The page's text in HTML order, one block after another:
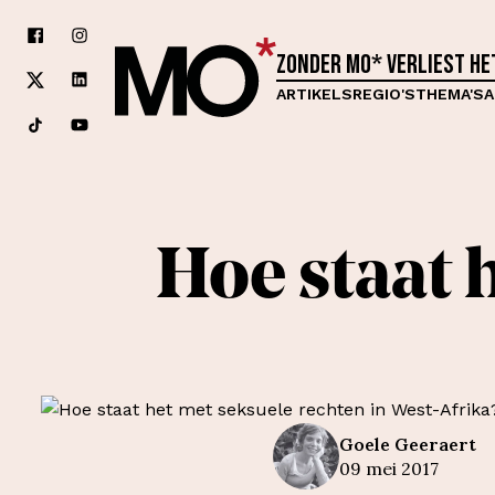
Zonder MO* verliest
ARTIKELSREGIO'STHEMA'S
Hoe staat
Goele Geeraert
09 mei 2017